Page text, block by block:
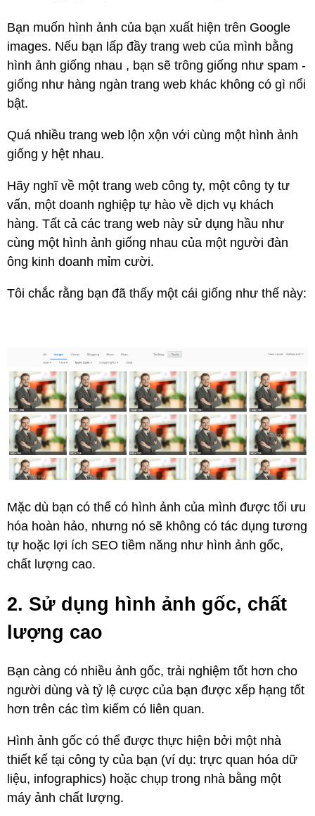
Bạn muốn hình ảnh của bạn xuất hiện trên Google
images. Nếu bạn lấp đầy trang web của mình bằng
hình ảnh giống nhau , bạn sẽ trông giống như spam -
giống như hàng ngàn trang web khác không có gì nổi
bật.
Quá nhiều trang web lộn xộn với cùng một hình ảnh
giống y hệt nhau.
Hãy nghĩ về một trang web công ty, một công ty tư
vấn, một doanh nghiệp tự hào về dịch vụ khách
hàng. Tất cả các trang web này sử dụng hầu như
cùng một hình ảnh giống nhau của một người đàn
ông kinh doanh mỉm cười.
Tôi chắc rằng bạn đã thấy một cái giống như thế này:
Mặc dù bạn có thể có hình ảnh của mình được tối ưu
hóa hoàn hảo, nhưng nó sẽ không có tác dụng tương
tự hoặc lợi ích SEO tiềm năng như hình ảnh gốc,
chất lượng cao.
2. Sử dụng hình ảnh gốc, chất
lượng cao
Bạn càng có nhiều ảnh gốc, trải nghiệm tốt hơn cho
người dùng và tỷ lệ cược của bạn được xếp hạng tốt
hơn trên các tìm kiếm có liên quan.
Hình ảnh gốc có thể được thực hiện bởi một nhà
thiết kế tại công ty của bạn (ví dụ: trực quan hóa dữ
liệu, infographics) hoặc chụp trong nhà bằng một
máy ảnh chất lượng.